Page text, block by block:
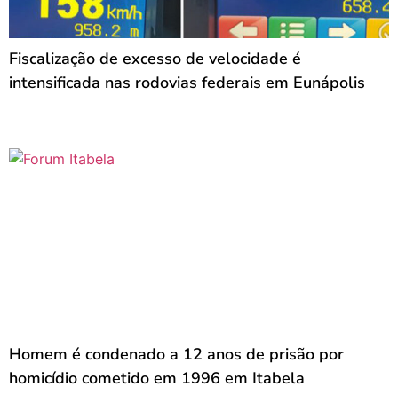
Fiscalização de excesso de velocidade é
intensificada nas rodovias federais em Eunápolis
Homem é condenado a 12 anos de prisão por
homicídio cometido em 1996 em Itabela